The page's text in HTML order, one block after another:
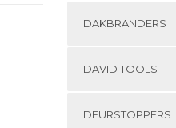
DAKBRANDERS
DAVID TOOLS
DEURSTOPPERS